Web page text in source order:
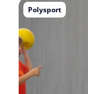
Polysport